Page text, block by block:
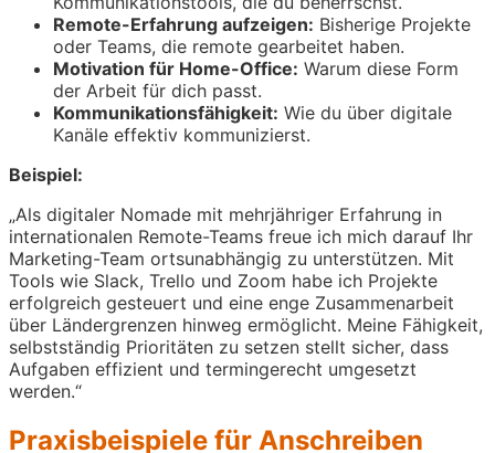
Remote-Erfahrung aufzeigen: Bisherige Projekte
oder Teams, die remote gearbeitet haben.
Motivation für Home-Office: Warum diese Form
der Arbeit für dich passt.
Kommunikationsfähigkeit: Wie du über digitale
Kanäle effektiv kommunizierst.
Beispiel:
„Als digitaler Nomade mit mehrjähriger Erfahrung in
internationalen Remote-Teams freue ich mich darauf Ihr
Marketing-Team ortsunabhängig zu unterstützen. Mit
Tools wie Slack, Trello und Zoom habe ich Projekte
erfolgreich gesteuert und eine enge Zusammenarbeit
über Ländergrenzen hinweg ermöglicht. Meine Fähigkeit,
selbstständig Prioritäten zu setzen stellt sicher, dass
Aufgaben effizient und termingerecht umgesetzt
werden.“
Praxisbeispiele für Anschreiben